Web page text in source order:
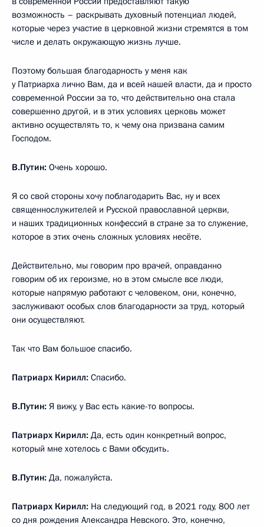
возможность – раскрывать духовный потенциал людей,
которые через участие в церковной жизни стремятся в том
числе и делать окружающую жизнь лучше.
Поэтому большая благодарность у меня как
у Патриарха лично Вам, да и всей нашей власти, да и просто
современной России за то, что действительно она стала
совершенно другой, и в этих условиях церковь может
активно осуществлять то, к чему она призвана самим
Господом.
В.Путин: Очень хорошо.
Я со свой стороны хочу поблагодарить Вас, ну и всех
священнослужителей и Русской православной церкви,
и наших традиционных конфессий в стране за то служение,
которое в этих очень сложных условиях несёте.
Действительно, мы говорим про врачей, оправданно
говорим об их героизме, но в этом смысле все люди,
которые напрямую работают с человеком, они, конечно,
заслуживают особых слов благодарности за труд, который
они осуществляют.
Так что Вам большое спасибо.
Патриарх Кирилл: Спасибо.
В.Путин: Я вижу, у Вас есть какие-то вопросы.
Патриарх Кирилл: Да, есть один конкретный вопрос,
который мне хотелось с Вами обсудить.
В.Путин: Да, пожалуйста.
Патриарх Кирилл: На следующий год, в 2021 году, 800 лет
со дня рождения Александра Невского. Это, конечно,